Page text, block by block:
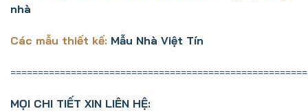
nhà
Các mẫu thiết kế: Mẫu Nhà Việt Tín
======================================================
MỌI CHI TIẾT XIN LIÊN HỆ: